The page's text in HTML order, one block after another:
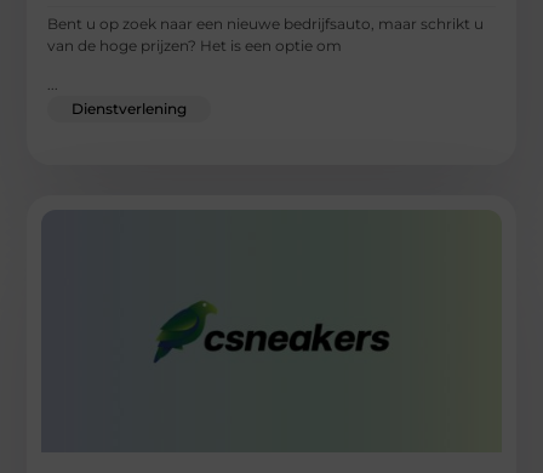
Bent u op zoek naar een nieuwe bedrijfsauto, maar schrikt u
van de hoge prijzen? Het is een optie om
...
Dienstverlening